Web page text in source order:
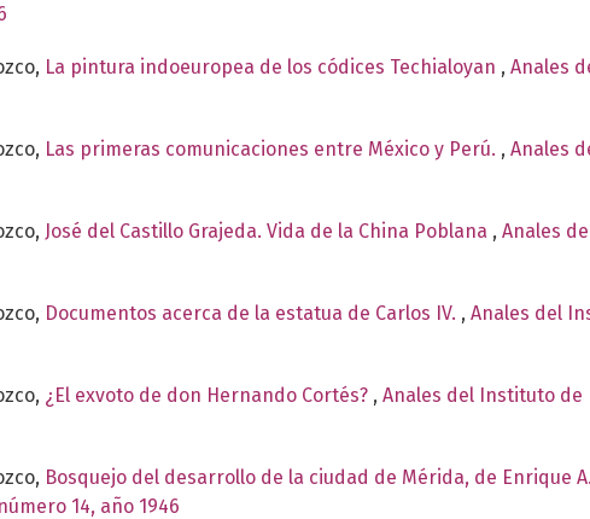
La pintura indoeuropea de los códices Techialoyan , Anales
Las primeras comunicaciones entre México y Perú. , Anales
José del Castillo Grajeda. Vida de la China Poblana , Anales
Documentos acerca de la estatua de Carlos IV. , Anales del
¿El exvoto de don Hernando Cortés? , Anales del Instituto de
Bosquejo del desarrollo de la ciudad de Mérida, de Enrique
14, año 1946